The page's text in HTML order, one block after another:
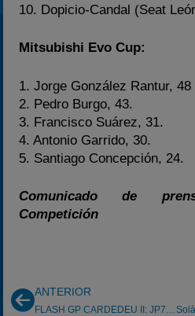
10. Dopicio-Candal (Seat
Mitsubishi Evo Cup:
1. Jorge González Rantur, 48
2. Pedro Burgo, 43.
3. Francisco Suárez, 31.
4. Antonio Garrido, 30.
5. Santiago Concepción, 24.
Comunicado de
Competición
ANTERIOR